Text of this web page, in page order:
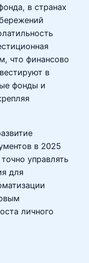
в странах
что финансово
в
фонды и
в 2025
управлять
для
личного